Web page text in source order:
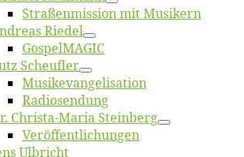
Straßenmis­sion mit Musikern
Riedel
Gos­pel­MA­GIC
Scheuf­ler
Musikevan­ge­li­sa­tion
Ra­dio­sen­dung
Chris­­ta-Ma­ria Steinberg
Ver­öf­fent­li­chun­gen
Ulb­richt